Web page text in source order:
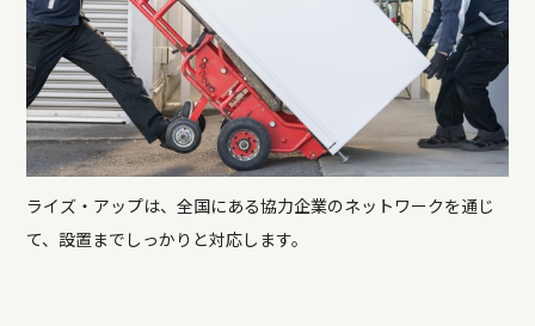
ライズ・アップは、全国にある協力企業のネットワークを通じ
て、設置までしっかりと対応します。